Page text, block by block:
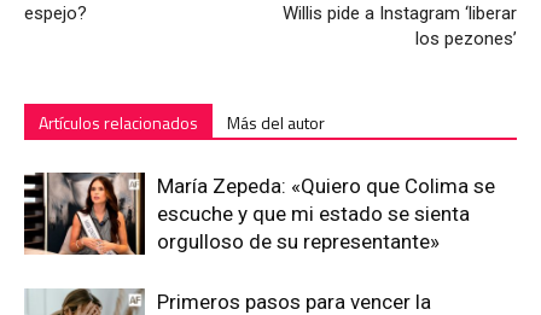
espejo?
Willis pide a Instagram ‘liberar
los pezones’
Artículos relacionados Más del autor
María Zepeda: «Quiero que Colima se
escuche y que mi estado se sienta
orgulloso de su representante»
Primeros pasos para vencer la